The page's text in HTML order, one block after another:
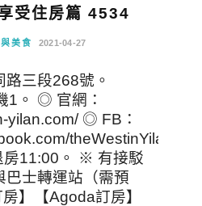
受住房篇 4534
美食 2021-04-27
三段268號。
1。 ◎ 官網：
yilan.com/ ◎ FB：
theWestinYilan/
11:00。 ※ 有接駁
巴士轉運站（需預
】【Agoda訂房】